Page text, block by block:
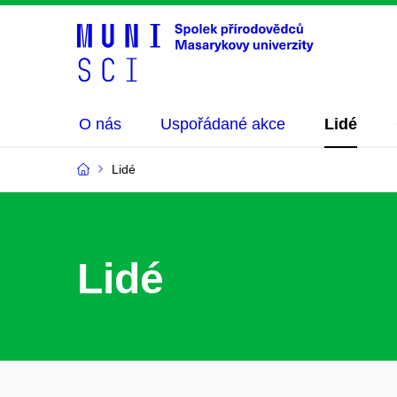
O nás Uspořádané akce Lidé
Lidé
Lidé